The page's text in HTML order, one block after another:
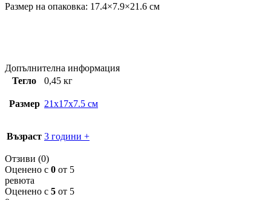
Размер на опаковка: 17.4×7.9×21.6 см
Допълнителна информация
Тегло
0,45 кг
Размер 21x17x7.5 см
Възраст 3 години +
Отзиви (0)
Оценено с 0 от 5
ревюта
Оценено с 5 от 5